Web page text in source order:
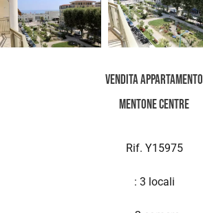
Vendita Appartamento
Mentone Centre
Rif. Y15975
: 3 locali